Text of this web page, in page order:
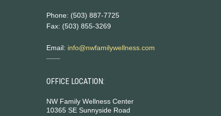
Phone: (503) 887-7725
Fax: (503) 855-3269
Email: info@nwfamilywellness.com
OFFICE LOCATION:
NW Family Wellness Center
10365 SE Sunnyside Road